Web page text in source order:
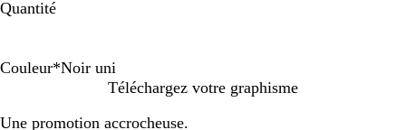
Quantité
Couleur*Noir uni
g
i
Téléchargez votre graphisme
Une promotion accrocheuse.